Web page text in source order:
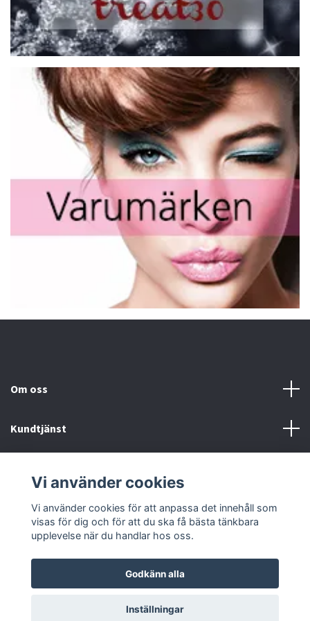
Om oss
Kundtjänst
Sociala medier
© 2026 Onstyle
Vi använder cookies
Vi använder cookies för att anpassa det innehåll som
visas för dig och för att du ska få bästa tänkbara
upplevelse när du handlar hos oss.
Godkänn alla
Inställningar